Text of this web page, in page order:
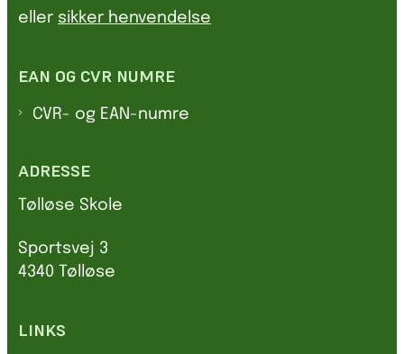
eller sikker henvendelse
EAN OG CVR NUMRE
CVR- og EAN-numre
ADRESSE
Tølløse Skole
Sportsvej 3
4340 Tølløse
LINKS